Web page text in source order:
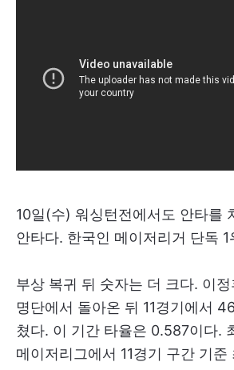
10일(수) 워싱턴전에서도 안타를
안타다. 한국인 메이저리거 단독
부상 복귀 뒤 숫자는 더 크다. 이
명단에서 돌아온 뒤 11경기에서
쳤다. 이 기간 타율은 0.587이다.
메이저리그에서 11경기 구간 기준